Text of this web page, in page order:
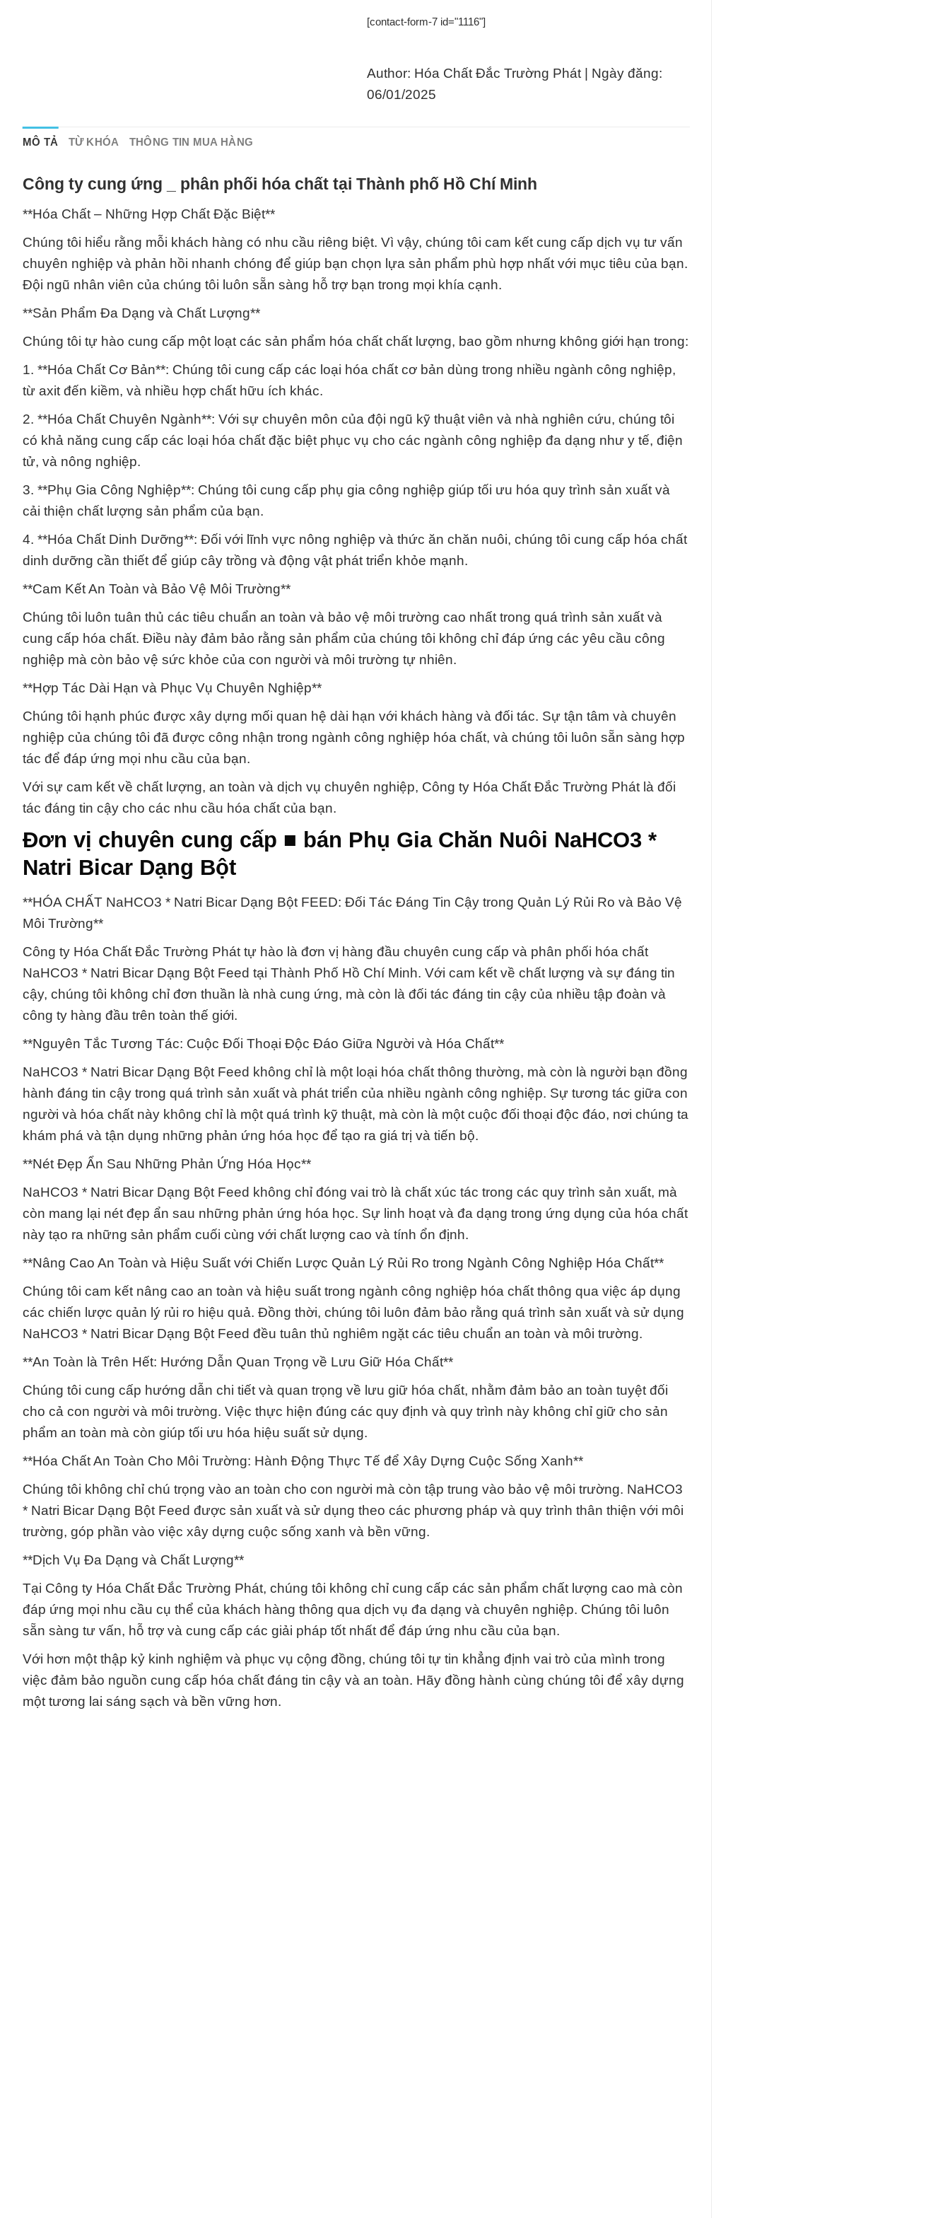
[contact-form-7 id="1116"]
Author: Hóa Chất Đắc Trường Phát | Ngày đăng:
06/01/2025
MÔ TẢ TỪ KHÓA THÔNG TIN MUA HÀNG
Công ty cung ứng _ phân phối hóa chất tại Thành phố Hồ Chí Minh
**Hóa Chất – Những Hợp Chất Đặc Biệt**
Chúng tôi hiểu rằng mỗi khách hàng có nhu cầu riêng biệt. Vì vậy, chúng tôi cam kết cung cấp dịch vụ tư vấn
chuyên nghiệp và phản hồi nhanh chóng để giúp bạn chọn lựa sản phẩm phù hợp nhất với mục tiêu của bạn.
Đội ngũ nhân viên của chúng tôi luôn sẵn sàng hỗ trợ bạn trong mọi khía cạnh.
**Sản Phẩm Đa Dạng và Chất Lượng**
Chúng tôi tự hào cung cấp một loạt các sản phẩm hóa chất chất lượng, bao gồm nhưng không giới hạn trong:
1. **Hóa Chất Cơ Bản**: Chúng tôi cung cấp các loại hóa chất cơ bản dùng trong nhiều ngành công nghiệp,
từ axit đến kiềm, và nhiều hợp chất hữu ích khác.
2. **Hóa Chất Chuyên Ngành**: Với sự chuyên môn của đội ngũ kỹ thuật viên và nhà nghiên cứu, chúng tôi
có khả năng cung cấp các loại hóa chất đặc biệt phục vụ cho các ngành công nghiệp đa dạng như y tế, điện
tử, và nông nghiệp.
3. **Phụ Gia Công Nghiệp**: Chúng tôi cung cấp phụ gia công nghiệp giúp tối ưu hóa quy trình sản xuất và
cải thiện chất lượng sản phẩm của bạn.
4. **Hóa Chất Dinh Dưỡng**: Đối với lĩnh vực nông nghiệp và thức ăn chăn nuôi, chúng tôi cung cấp hóa chất
dinh dưỡng cần thiết để giúp cây trồng và động vật phát triển khỏe mạnh.
**Cam Kết An Toàn và Bảo Vệ Môi Trường**
Chúng tôi luôn tuân thủ các tiêu chuẩn an toàn và bảo vệ môi trường cao nhất trong quá trình sản xuất và
cung cấp hóa chất. Điều này đảm bảo rằng sản phẩm của chúng tôi không chỉ đáp ứng các yêu cầu công
nghiệp mà còn bảo vệ sức khỏe của con người và môi trường tự nhiên.
**Hợp Tác Dài Hạn và Phục Vụ Chuyên Nghiệp**
Chúng tôi hạnh phúc được xây dựng mối quan hệ dài hạn với khách hàng và đối tác. Sự tận tâm và chuyên
nghiệp của chúng tôi đã được công nhận trong ngành công nghiệp hóa chất, và chúng tôi luôn sẵn sàng hợp
tác để đáp ứng mọi nhu cầu của bạn.
Với sự cam kết về chất lượng, an toàn và dịch vụ chuyên nghiệp, Công ty Hóa Chất Đắc Trường Phát là đối
tác đáng tin cậy cho các nhu cầu hóa chất của bạn.
Đơn vị chuyên cung cấp ■ bán Phụ Gia Chăn Nuôi NaHCO3 *
Natri Bicar Dạng Bột
**HÓA CHẤT NaHCO3 * Natri Bicar Dạng Bột FEED: Đối Tác Đáng Tin Cậy trong Quản Lý Rủi Ro và Bảo Vệ
Môi Trường**
Công ty Hóa Chất Đắc Trường Phát tự hào là đơn vị hàng đầu chuyên cung cấp và phân phối hóa chất
NaHCO3 * Natri Bicar Dạng Bột Feed tại Thành Phố Hồ Chí Minh. Với cam kết về chất lượng và sự đáng tin
cậy, chúng tôi không chỉ đơn thuần là nhà cung ứng, mà còn là đối tác đáng tin cậy của nhiều tập đoàn và
công ty hàng đầu trên toàn thế giới.
**Nguyên Tắc Tương Tác: Cuộc Đối Thoại Độc Đáo Giữa Người và Hóa Chất**
NaHCO3 * Natri Bicar Dạng Bột Feed không chỉ là một loại hóa chất thông thường, mà còn là người bạn đồng
hành đáng tin cậy trong quá trình sản xuất và phát triển của nhiều ngành công nghiệp. Sự tương tác giữa con
người và hóa chất này không chỉ là một quá trình kỹ thuật, mà còn là một cuộc đối thoại độc đáo, nơi chúng ta
khám phá và tận dụng những phản ứng hóa học để tạo ra giá trị và tiến bộ.
**Nét Đẹp Ẩn Sau Những Phản Ứng Hóa Học**
NaHCO3 * Natri Bicar Dạng Bột Feed không chỉ đóng vai trò là chất xúc tác trong các quy trình sản xuất, mà
còn mang lại nét đẹp ẩn sau những phản ứng hóa học. Sự linh hoạt và đa dạng trong ứng dụng của hóa chất
này tạo ra những sản phẩm cuối cùng với chất lượng cao và tính ổn định.
**Nâng Cao An Toàn và Hiệu Suất với Chiến Lược Quản Lý Rủi Ro trong Ngành Công Nghiệp Hóa Chất**
Chúng tôi cam kết nâng cao an toàn và hiệu suất trong ngành công nghiệp hóa chất thông qua việc áp dụng
các chiến lược quản lý rủi ro hiệu quả. Đồng thời, chúng tôi luôn đảm bảo rằng quá trình sản xuất và sử dụng
NaHCO3 * Natri Bicar Dạng Bột Feed đều tuân thủ nghiêm ngặt các tiêu chuẩn an toàn và môi trường.
**An Toàn là Trên Hết: Hướng Dẫn Quan Trọng về Lưu Giữ Hóa Chất**
Chúng tôi cung cấp hướng dẫn chi tiết và quan trọng về lưu giữ hóa chất, nhằm đảm bảo an toàn tuyệt đối
cho cả con người và môi trường. Việc thực hiện đúng các quy định và quy trình này không chỉ giữ cho sản
phẩm an toàn mà còn giúp tối ưu hóa hiệu suất sử dụng.
**Hóa Chất An Toàn Cho Môi Trường: Hành Động Thực Tế để Xây Dựng Cuộc Sống Xanh**
Chúng tôi không chỉ chú trọng vào an toàn cho con người mà còn tập trung vào bảo vệ môi trường. NaHCO3
* Natri Bicar Dạng Bột Feed được sản xuất và sử dụng theo các phương pháp và quy trình thân thiện với môi
trường, góp phần vào việc xây dựng cuộc sống xanh và bền vững.
**Dịch Vụ Đa Dạng và Chất Lượng**
Tại Công ty Hóa Chất Đắc Trường Phát, chúng tôi không chỉ cung cấp các sản phẩm chất lượng cao mà còn
đáp ứng mọi nhu cầu cụ thể của khách hàng thông qua dịch vụ đa dạng và chuyên nghiệp. Chúng tôi luôn
sẵn sàng tư vấn, hỗ trợ và cung cấp các giải pháp tốt nhất để đáp ứng nhu cầu của bạn.
Với hơn một thập kỷ kinh nghiệm và phục vụ cộng đồng, chúng tôi tự tin khẳng định vai trò của mình trong
việc đảm bảo nguồn cung cấp hóa chất đáng tin cậy và an toàn. Hãy đồng hành cùng chúng tôi để xây dựng
một tương lai sáng sạch và bền vững hơn.